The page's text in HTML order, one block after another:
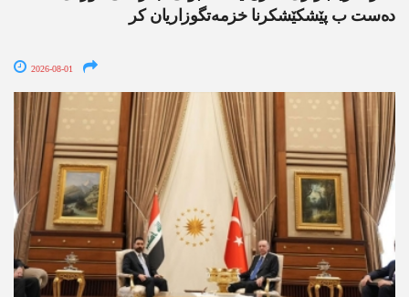
دەست ب پێشکێشکرنا خزمەتگوزاریان کر
2026-08-01